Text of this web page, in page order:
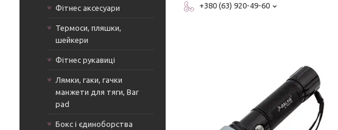
Фітнес аксесуари
Термоси, пляшки,
шейкери
Фітнес рукавиці
Лямки, гаки, гачки
манжети для тяги, Bar
pad
Бокс і єдиноборства
+380 (63) 920-49-60